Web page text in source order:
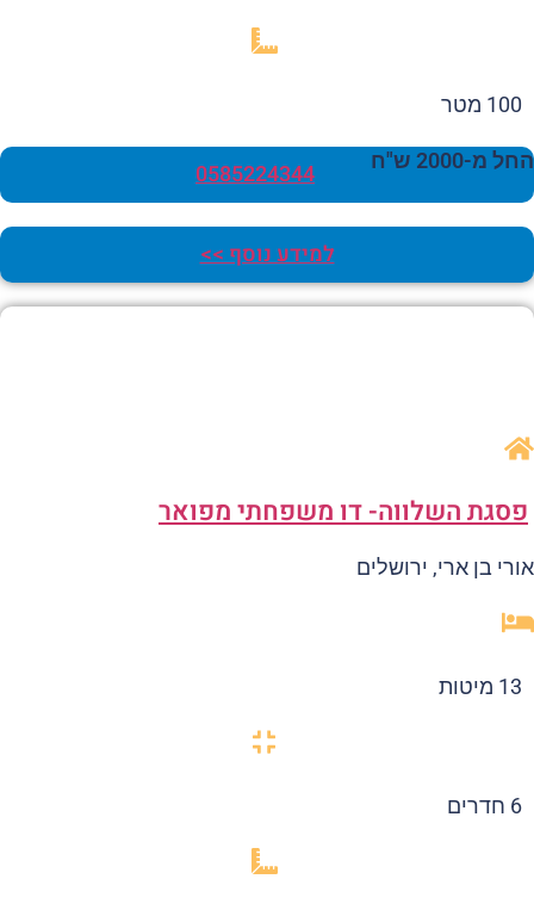
100 מטר
מ-2000 ש"ח 0585224344
למידע נוסף >>
השלווה- דו משפחתי מפואר
בן ארי, ירושלים
13 מיטות